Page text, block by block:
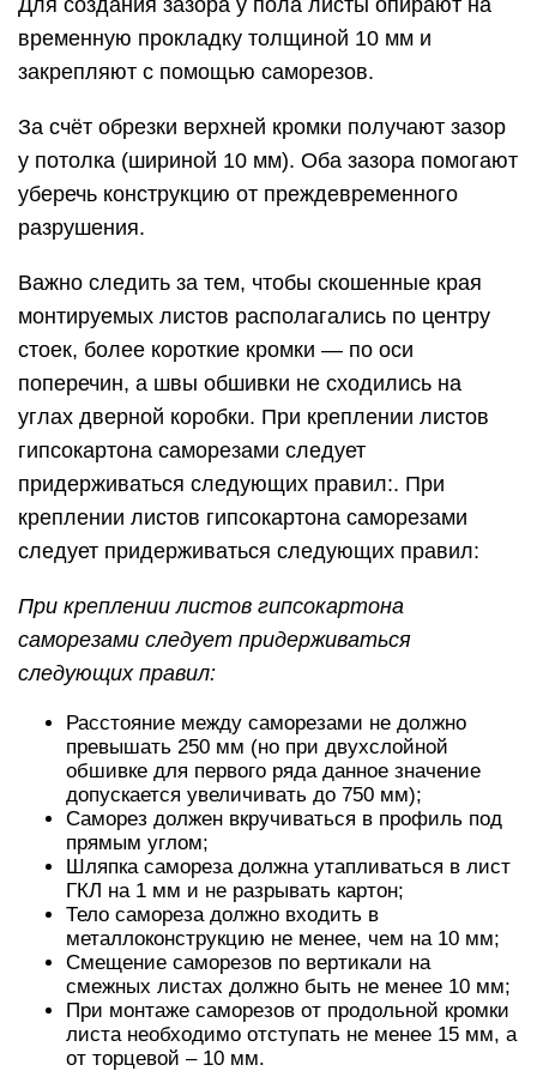
временную прокладку толщиной 10 мм и
закрепляют с помощью саморезов.
За счёт обрезки верхней кромки получают зазор
у потолка (шириной 10 мм). Оба зазора помогают
уберечь конструкцию от преждевременного
разрушения.
Важно следить за тем, чтобы скошенные края
монтируемых листов располагались по центру
стоек, более короткие кромки — по оси
поперечин, а швы обшивки не сходились на
углах дверной коробки. При креплении листов
гипсокартона саморезами следует
придерживаться следующих правил:. При
креплении листов гипсокартона саморезами
следует придерживаться следующих правил:
При креплении листов гипсокартона
саморезами следует придерживаться
следующих правил:
Расстояние между саморезами не должно
превышать 250 мм (но при двухслойной
обшивке для первого ряда данное значение
допускается увеличивать до 750 мм);
Саморез должен вкручиваться в профиль под
прямым углом;
Шляпка самореза должна утапливаться в лист
ГКЛ на 1 мм и не разрывать картон;
Тело самореза должно входить в
металлоконструкцию не менее, чем на 10 мм;
Смещение саморезов по вертикали на
смежных листах должно быть не менее 10 мм;
При монтаже саморезов от продольной кромки
листа необходимо отступать не менее 15 мм, а
от торцевой – 10 мм.